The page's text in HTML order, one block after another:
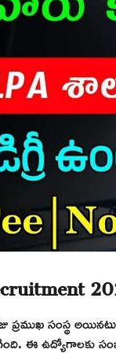
ప్రముఖ సంస్థ
ఈ ఉద్యోగాలకు